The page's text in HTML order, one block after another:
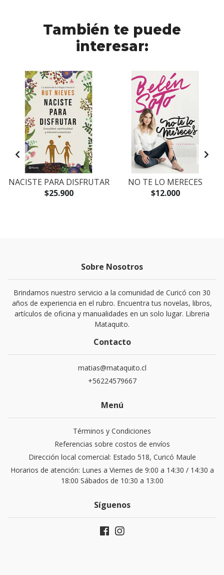
También te puede
interesar:
NACISTE PARA DISFRUTAR
$25.900
NO TE LO MERECES
$12.000
Sobre Nosotros
Brindamos nuestro servicio a la comunidad de Curicó con 30
años de experiencia en el rubro. Encuentra tus novelas, libros,
artículos de oficina y manualidades en un solo lugar. Libreria
Mataquito.
Contacto
matias@mataquito.cl
+56224579667
Menú
Términos y Condiciones
Referencias sobre costos de envíos
Dirección local comercial: Estado 518, Curicó Maule
Horarios de atención: Lunes a Viernes de 9:00 a 14:30 / 14:30 a
18:00 Sábados de 10:30 a 13:00
Síguenos